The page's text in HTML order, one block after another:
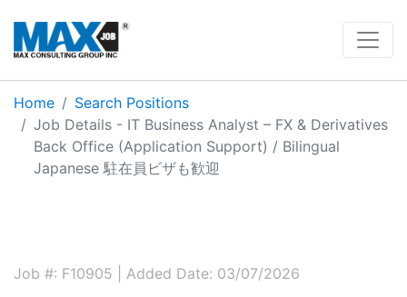
Home
Search Positions
Job Details - IT Business Analyst – FX & Derivatives
Back Office (Application Support) / Bilingual
Japanese 駐在員ビザも歓迎
Job #: F10905 | Added Date: 03/07/2026